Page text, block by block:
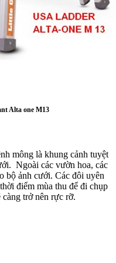
Alta one M13
mông là khung cảnh tuyệt
Ngoài các vườn hoa, các
bộ ảnh cưới. Các đôi uyên
điểm mùa thu để đi chụp
trở nên rực rỡ.